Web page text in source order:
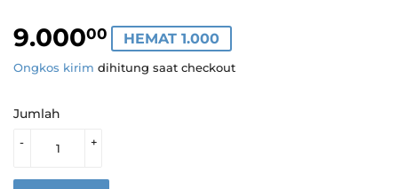
9.00000 9.000,00
HEMAT 1.000
Ongkos kirim dihitung saat checkout
Jumlah
+
-